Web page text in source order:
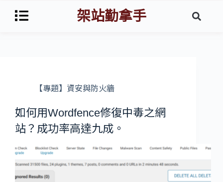
架站勤拿手
【專題】資安與防火牆
如何用Wordfence修復中毒之網
站？成功率高達九成。